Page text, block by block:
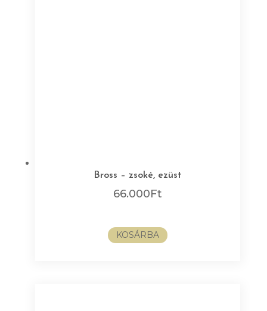
Bross – zsoké, ezüst
66.000Ft
KOSÁRBA